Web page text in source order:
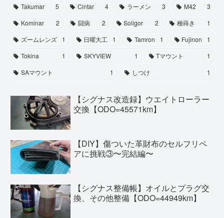
Takumar
5 Cintar 4 ラーメン 3 M42
3
Kominar
2 闘病 2 Soligor 2 種蒔き
1
ズームレンズ
1 日曜大工 1 Tamron 1 Fujinon
1
Tokina
1 SKYVIEW 1 Tマウント
1
SAマウント
1 しつけ 1
【シグナス改造録】ウエイトローラー
交換【ODO=45571km】
【DIY】傷ついた革財布のセルフリペ
アに挑戦③〜完結編〜
【シグナス整備帳】オイルとプラグ交
換、その他整備【ODO=44949km】